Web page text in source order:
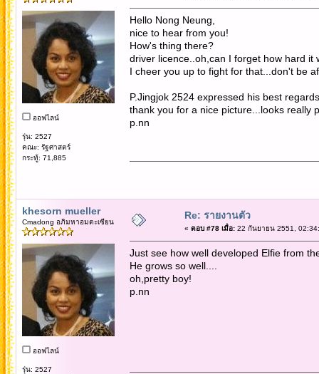
ออฟไลน์
รุ่น: 2527
คณะ: รัฐศาสตร์
กระทู้: 71,885
Hello Nong Neung,
nice to hear from you!
How's thing there?
driver licence..oh,can I forget how hard it
I cheer you up to fight for that...don't be
P.Jingjok 2524 expressed his best
thank you for a nice picture...looks really
p.nn
khesorn mueller
Cmadong อภิมหาอมตะเซียน
ออฟไลน์
รุ่น: 2527
Re: รายงานตัว
« ตอบ #78 เมื่อ:22 กันยายน 2551,
Just see how well developed Elfie from
He grows so well....
oh,pretty boy!
p.nn